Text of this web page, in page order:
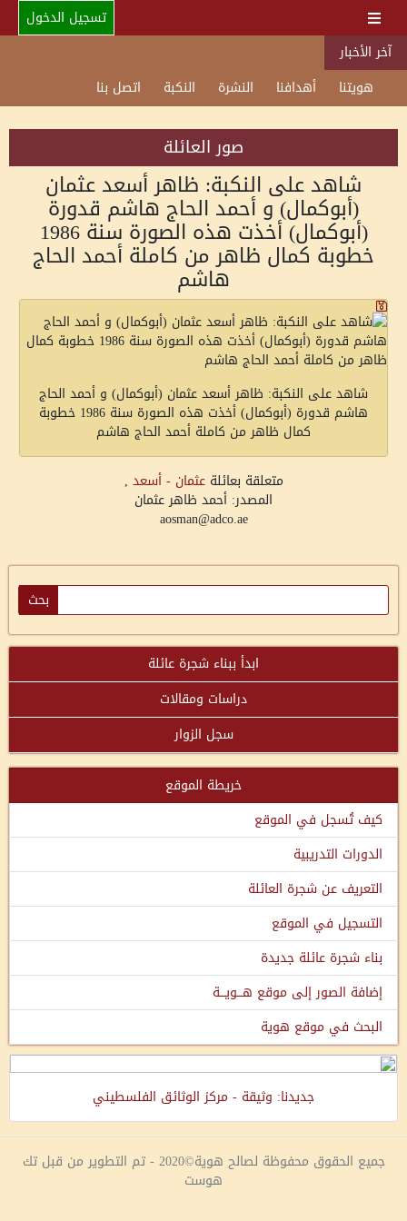
تسجيل الدخول
آخر الأخبار
هويتنا
أهدافنا النشرة النكبة اتصل بنا
صور العائلة
شاهد على النكبة: ظاهر أسعد عثمان
(أبوكمال) و أحمد الحاج هاشم قدورة
(أبوكمال) أخذت هذه الصورة سنة 1986
خطوبة كمال ظاهر من كاملة أحمد الحاج
هاشم
شاهد على النكبة: ظاهر أسعد عثمان (أبوكمال) و أحمد الحاج
هاشم قدورة (أبوكمال) أخذت هذه الصورة سنة 1986 خطوبة
كمال ظاهر من كاملة أحمد الحاج هاشم
متعلقة بعائلةعثمان - أسعد ,
المصدر: أحمد ظاهر عثمان
aosman@adco.ae
ابدأ ببناء شجرة عائلة
دراسات ومقالات
سجل الزوار
خريطة الموقع
كيف تُسجل في الموقع
الدورات التدريبية
التعريف عن شجرة العائلة
التسجيل في الموقع
بناء شجرة عائلة جديدة
إضافة الصور إلى موقع هـــويـــة
البحث في موقع هوية
جديدنا: وثيقة - مركز الوثائق الفلسطيني
جميع الحقوق محفوظة لصالح هوية©2020 - تم التطوير من قبل تك
هوست